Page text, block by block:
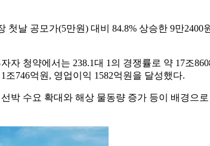
날 공모가(5만원) 대비 84.8% 상승한 9만
자 청약에서는 238.1대 1의 경쟁률로 약 17조
746억원, 영업이익 1582억원을 달성했다.
박 수요 확대와 해상 물동량 증가 등이 배경으